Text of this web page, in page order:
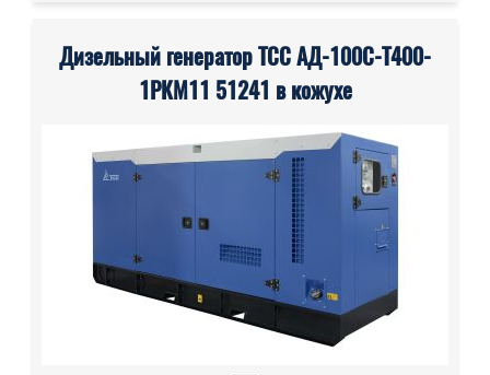
Дизельный генератор ТСС АД-100С-Т400-
1РКМ11 51241 в кожухе